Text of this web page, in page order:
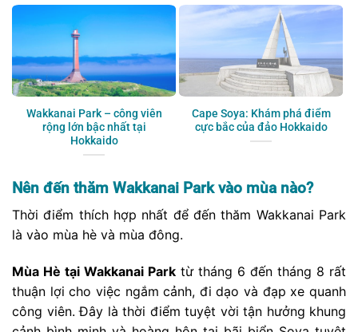
Wakkanai Park – công viên
rộng lớn bậc nhất tại
Hokkaido
Cape Soya: Khám phá điểm
cực bắc của đảo Hokkaido
Nên đến thăm Wakkanai Park vào mùa nào?
Thời điểm thích hợp nhất để đến thăm Wakkanai Park
là vào mùa hè và mùa đông.
Mùa Hè tại Wakkanai Park từ tháng 6 đến tháng 8 rất
thuận lợi cho việc ngắm cảnh, đi dạo và đạp xe quanh
công viên. Đây là thời điểm tuyệt vời tận hưởng khung